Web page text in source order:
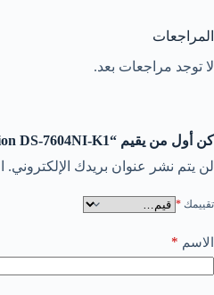
المراجعات
لا توجد مراجعات بعد.
كن أول من يقيم “Hikvision DS-7604NI-K1”
لن يتم نشر عنوان بريدك الإلكتروني.
تقييمك *
الاسم *